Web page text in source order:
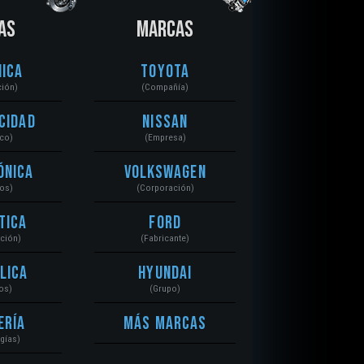
MARCAS
Toyota
(Compañía)
Nissan
(Empresa)
Volkswagen
(Corporación)
Ford
(Fabricante)
Hyundai
(Grupo)
Más Marcas